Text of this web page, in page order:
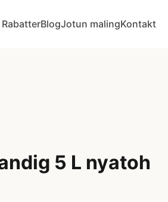
BlogJotun malingKontakt
5 L nyatoh